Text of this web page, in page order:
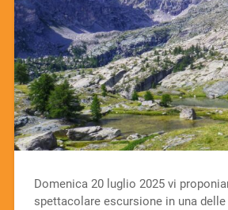
Domenica 20 luglio 2025 vi
spettacolare escursione in una